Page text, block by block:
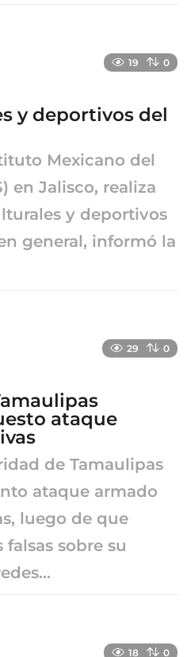
19 0
y deportivos del
Mexicano del
en Jalisco, realiza
y deportivos
general, informó la
29 0
ataque
de Tamaulipas
ataque armado
luego de que
sobre su
18 0